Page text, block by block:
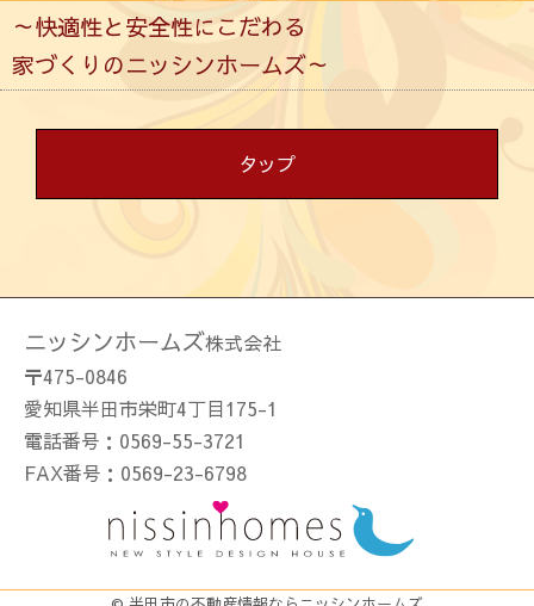
～快適性と安全性にこだわる
家づくりのニッシンホームズ～
タップ
家づくり
工法・構造
施工事例集
部位別施工事例
ニッシンホームズ株式会社
〒475-0846
愛知県半田市栄町4丁目175-1
電話番号：0569-55-3721
FAX番号：0569-23-6798